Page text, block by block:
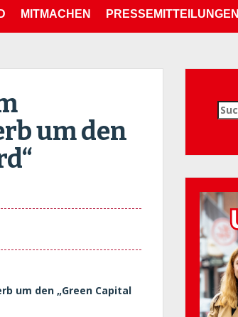
MITMACHEN PRESSEMITTEILUNGEN
um den
um den „Green Capital
nach: